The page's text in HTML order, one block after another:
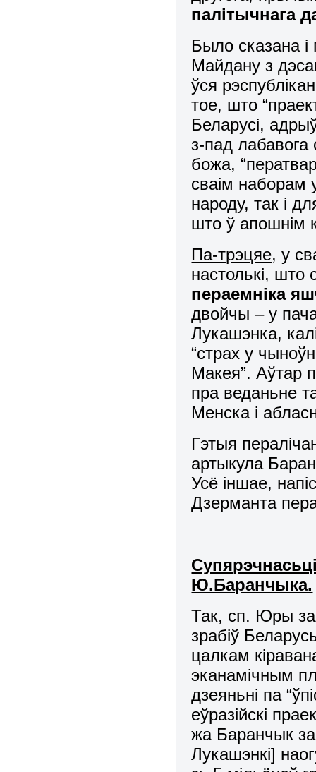
палітычнага
Было сказана
Майдану з
ўся
тое, што
Беларусі,
з-пад лабавога
божа,
сваім наборам
народу, так і
што ў апошнім
Па-трэцяе, у
настолькі, што
пераемніка
двойчы – у
Лукашэнка,
“страх у
Макея”. Аўтар
пра веданьне
Менска і
Гэтыя
артыкула
Усё іншае,
Дзерманта
Ю.Баранчыка.
Так, сп. Юры
зрабіў
цалкам
эканамічным
дзеяньні па
еўразійскі
жа Баранчык
Лукашэнкі]